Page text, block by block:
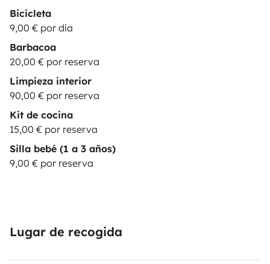
Bicicleta
9,00 € por día
Barbacoa
20,00 € por reserva
Limpieza interior
90,00 € por reserva
Kit de cocina
15,00 € por reserva
Silla bebé (1 a 3 años)
9,00 € por reserva
Lugar de recogida